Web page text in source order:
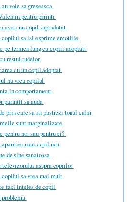
voie sa greseasca
pentru parinti
aveti un copil supradotat
sa isi exprime emotiile
pe termen lung cu copiii adoptati
restul rudelor
cu un copil adoptat
nu vrea copilul
in comportament
parintii sa auda
prin care sa iti pastrezi tonul calm
sunt marginalizate
pentru noi sau pentru ei?
unui copil nou
de sine sanatoasa
televizorului asupra copiilor
copilul sa vrea mai mult
faci inteles de copil